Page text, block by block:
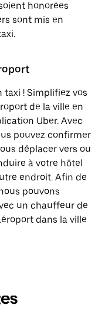
honorées
sont mis en
taxi ! Simplifiez vos
de la ville en
Uber. Avec
pouvez confirmer
déplacer vers ou
à votre hôtel
endroit. Afin de
pouvons
un chauffeur de
dans la ville